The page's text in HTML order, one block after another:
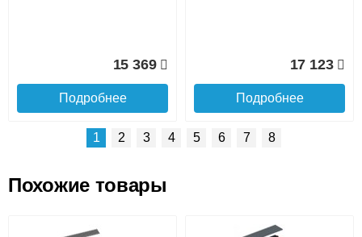
15 369
Подробнее
17 123
Подробнее
Конвектор ITT.090.200.1400 Конвектор ITT.090.200.1300
1 2 3 4 5 6 7 8
Похожие товары